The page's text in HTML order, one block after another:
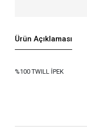
Ürün Açıklaması
%100 TWILL İPEK